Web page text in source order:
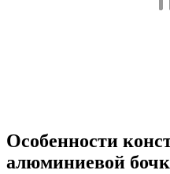
Особенности
алюминиевой